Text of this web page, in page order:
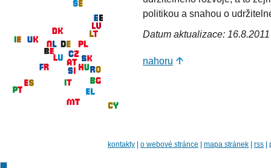
politikou a snahou o
Datum aktualizace:
nahoru
kontakty | o webové stránce | mapa stránek | rss |